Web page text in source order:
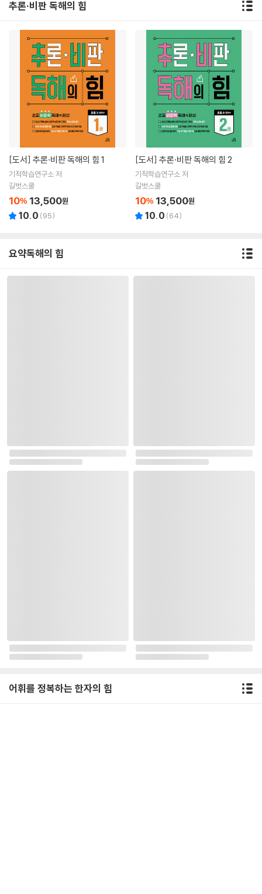
추론·비판 독해의 힘
[도서] 추론·비판 독해의 힘 1
기적학습연구소 저
길벗스쿨
10% 13,500원
10.0 (95)
[도서] 추론·비판 독해의 힘 2
기적학습연구소 저
길벗스쿨
10% 13,500원
10.0 (64)
요약독해의 힘